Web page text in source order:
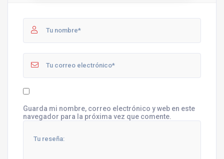
Guarda mi nombre, correo electrónico y web en este
navegador para la próxima vez que comente.